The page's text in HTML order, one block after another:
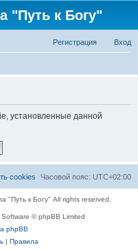
"Путь к Богу"
Вход
Регистрация
установленные данной
Часовой пояс: UTC+02:00
cookies
"Путь к Богу" All rights reserved.
© phpBB Limited
phpBB
| Правила